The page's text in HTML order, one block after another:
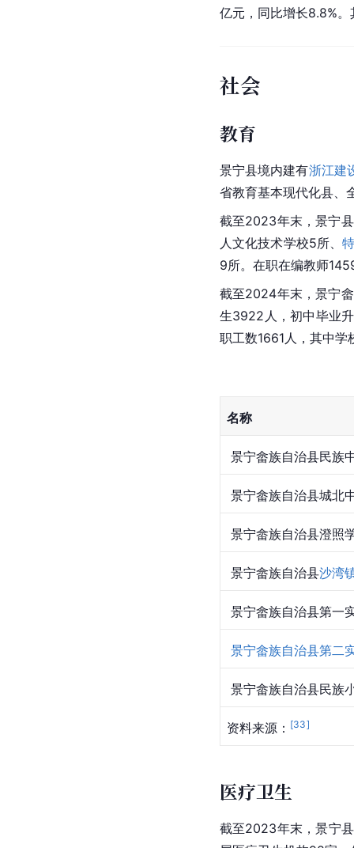
亿元，同比增长8.8%
社会
教育
景宁县境内建有浙江建
省教育基本现代化县、
截至2023年末，景宁
人文化技术学校5所、
9所。在职在编教师
截至2024年末，景宁
生3922人，初中毕业
职工数1661人，其中
名称
景宁畲族自治县民族
景宁畲族自治县城北
景宁畲族自治县澄照
景宁畲族自治县沙湾
景宁畲族自治县第一
景宁畲族自治县第二
景宁畲族自治县民族
资料来源： [33]
医疗卫生
截至2023年末，景宁